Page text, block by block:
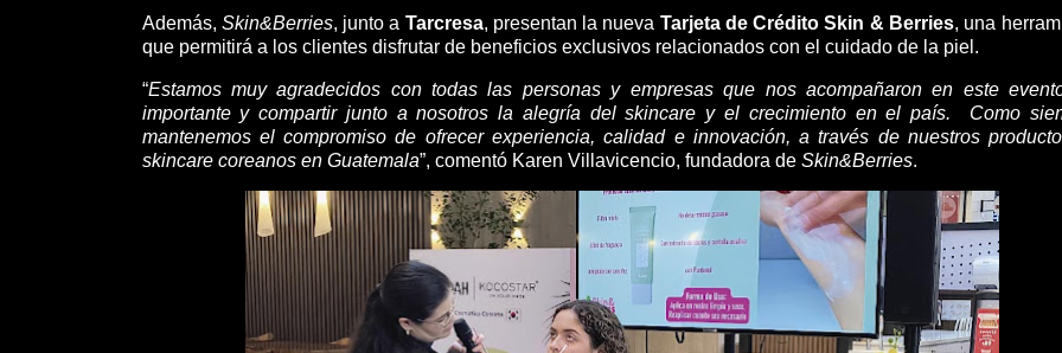
Además, Skin&Berries, junto a Tarcresa, presentan la nueva Tarjeta de Crédito Skin & Berries, una
que permitirá a los clientes disfrutar de beneficios exclusivos relacionados con el cuidado de la piel.
“Estamos muy agradecidos con todas las personas y empresas que nos acompañaron en este
importante y compartir junto a nosotros la alegría del skincare y el crecimiento en el país.
Como
mantenemos el compromiso de ofrecer experiencia, calidad e innovación, a través de nuestros
skincare coreanos en Guatemala”, comentó Karen Villavicencio, fundadora de Skin&Berries.